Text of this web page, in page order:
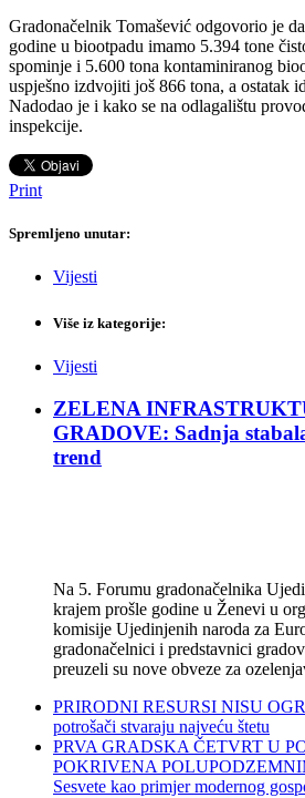
Gradonačelnik Tomašević odgovorio je
godine u biootpadu imamo 5.394 tone
spominje i 5.600 tona kontaminiranog
uspješno izdvojiti još 866 tona, a ostatak
Nadodao je i kako se na odlagalištu
inspekcije.
Print
Spremljeno unutar:
Vijesti
Više iz kategorije:
Vijesti
ZELENA
GRADOVE: Sadnja
trend
Na 5. Forumu gradonačelnika
krajem prošle godine u Ženevi u
komisije Ujedinjenih naroda za
gradonačelnici i predstavnici
preuzeli su nove obveze za
PRIRODNI RESURSI NISU
potrošači stvaraju najveću štetu
PRVA GRADSKA ČETVRT U
POKRIVENA
Sesvete kao primjer modernog